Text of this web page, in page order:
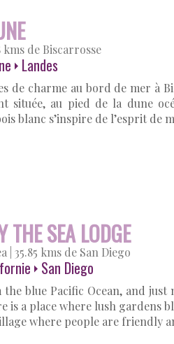
kms de Biscarrosse
Landes
de charme au bord de mer à
située, au pied de la dune
blanc s’inspire de l’esprit de
THE SEA LODGE
35.85 kms de San Diego
San Diego
the blue Pacific Ocean, and
is a place where lush gardens
where people are friendly